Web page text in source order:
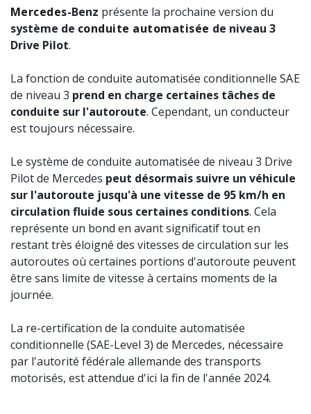
Mercedes-Benz présente la prochaine version du
système de conduite automatisée de niveau 3
Drive Pilot.
La fonction de conduite automatisée conditionnelle SAE
de niveau 3 prend en charge certaines tâches de
conduite sur l'autoroute. Cependant, un conducteur
est toujours nécessaire.
Le système de conduite automatisée de niveau 3 Drive
Pilot de Mercedes peut désormais suivre un véhicule
sur l'autoroute jusqu'à une vitesse de 95 km/h en
circulation fluide sous certaines conditions. Cela
représente un bond en avant significatif tout en
restant très éloigné des vitesses de circulation sur les
autoroutes où certaines portions d'autoroute peuvent
être sans limite de vitesse à certains moments de la
journée.
La re-certification de la conduite automatisée
conditionnelle (SAE-Level 3) de Mercedes, nécessaire
par l'autorité fédérale allemande des transports
motorisés, est attendue d'ici la fin de l'année 2024.